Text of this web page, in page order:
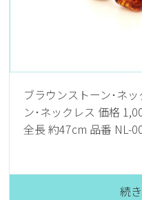
ブラウンストーン･ネ
ン･ネックレス 価格
全長 約47cm 品番 NL-
続